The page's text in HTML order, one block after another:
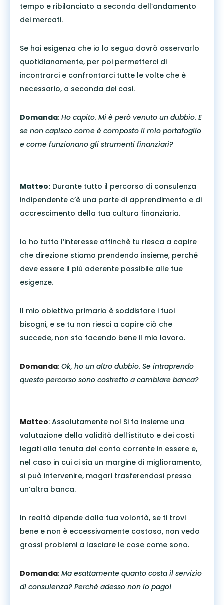
tempo e ribilanciato a seconda dell’andamento
dei mercati.
Se hai esigenza che io lo segua dovrò osservarlo
quotidianamente, per poi permetterci di
incontrarci e confrontarci tutte le volte che è
necessario, a seconda dei casi.
Domanda: Ho capito. Mi è però venuto un dubbio. E
se non capisco come è composto il mio portafoglio
e come funzionano gli strumenti finanziari?
Matteo: Durante tutto il percorso di consulenza
indipendente c’è una parte di apprendimento e di
accrescimento della tua cultura finanziaria.
Io ho tutto l’interesse affinchè tu riesca a capire
che direzione stiamo prendendo insieme, perché
deve essere il più aderente possibile alle tue
esigenze.
Il mio obiettivo primario è soddisfare i tuoi
bisogni, e se tu non riesci a capire ciò che
succede, non sto facendo bene il mio lavoro.
Domanda: Ok, ho un altro dubbio. Se intraprendo
questo percorso sono costretto a cambiare banca?
Matteo: Assolutamente no! Si fa insieme una
valutazione della validità dell’istituto e dei costi
legati alla tenuta del conto corrente in essere e,
nel caso in cui ci sia un margine di miglioramento,
si può intervenire, magari trasferendosi presso
un’altra banca.
In realtà dipende dalla tua volontà, se ti trovi
bene e non è eccessivamente costoso, non vedo
grossi problemi a lasciare le cose come sono.
Domanda: Ma esattamente quanto costa il servizio
di consulenza? Perchè adesso non lo pago!